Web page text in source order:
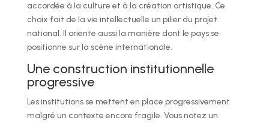
accordée à la culture et à la création artistique. Ce
choix fait de la vie intellectuelle un pilier du projet
national. Il oriente aussi la manière dont le pays se
positionne sur la scène internationale.
Une construction institutionnelle
progressive
Les institutions se mettent en place progressivement
malgré un contexte encore fragile. Vous notez un